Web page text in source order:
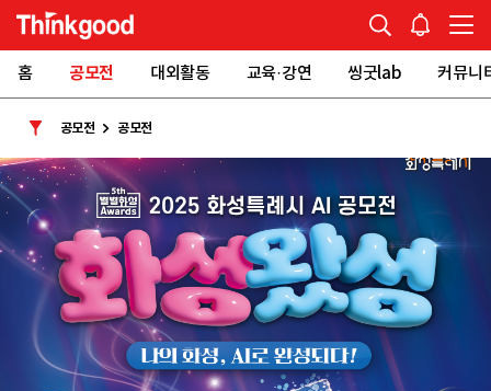
홈 공모전 대외활동 교육·강연 씽굿lab 커뮤니
공모전 공모전